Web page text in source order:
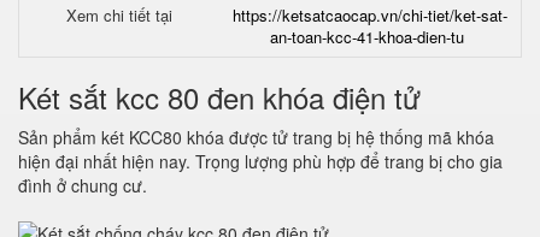
Xem chi tiết tại
https://ketsatcaocap.vn/chi-tiet/ket-sat-
an-toan-kcc-41-khoa-dien-tu
Két sắt kcc 80 đen khóa điện tử
Sản phẩm két KCC80 khóa được tử trang bị hệ thống mã khóa
hiện đại nhất hiện nay. Trọng lượng phù hợp để trang bị cho gia
đình ở chung cư.